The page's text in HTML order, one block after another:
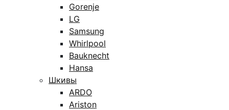
Gorenje
LG
Samsung
Whirlpool
Bauknecht
Hansa
Шкивы
ARDO
Ariston